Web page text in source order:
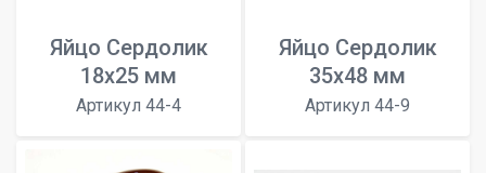
Яйцо Сердолик
18х25 мм
Артикул 44-4
Яйцо Сердолик
35х48 мм
Артикул 44-9